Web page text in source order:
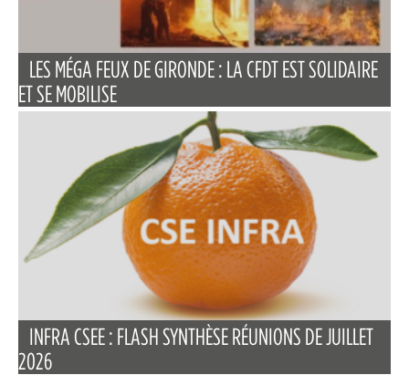
LES MÉGA FEUX DE GIRONDE : LA CFDT EST SOLIDAIRE
ET SE MOBILISE
INFRA CSEE : FLASH SYNTHÈSE RÉUNIONS DE JUILLET
2026